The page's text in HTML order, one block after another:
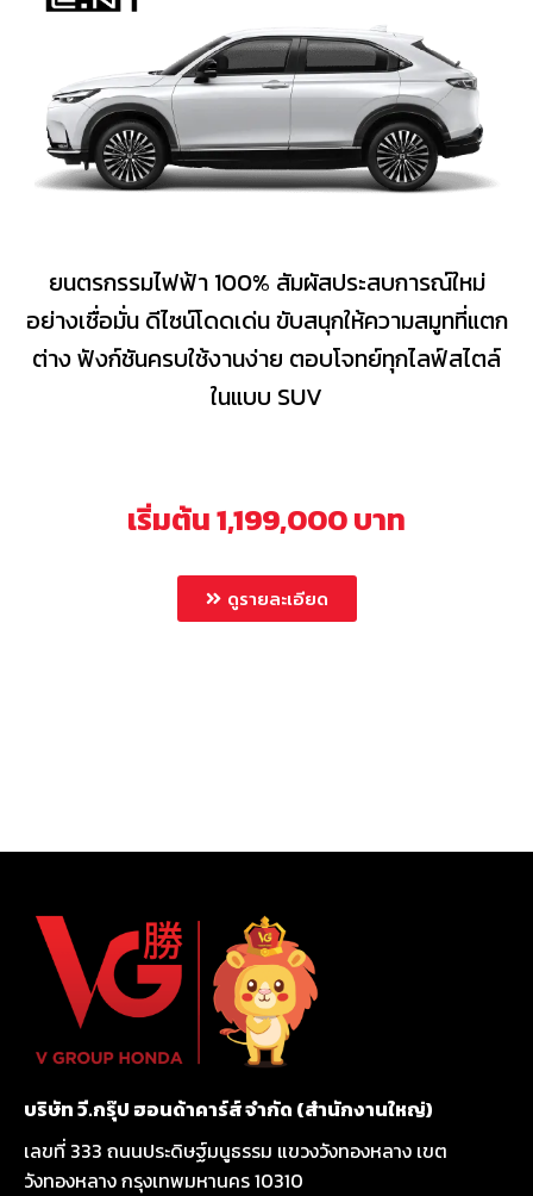
ยนตรกรรมไฟฟ้า 100% สัมผัสประสบการณ์ใหม่
อย่างเชื่อมั่น ดีไซน์โดดเด่น ขับสนุกให้ความสมูทที่แตก
ต่าง ฟังก์ชันครบใช้งานง่าย ตอบโจทย์ทุกไลฟ์สไตล์
ในแบบ SUV
เริ่มต้น 1,199,000 บาท
ดูรายละเอียด
บริษัท วี.กรุ๊ป ฮอนด้าคาร์ส์ จำกัด (สำนักงานใหญ่)
เลขที่ 333 ถนนประดิษฐ์มนูธรรม แขวงวังทองหลาง เขต
วังทองหลาง กรุงเทพมหานคร 10310